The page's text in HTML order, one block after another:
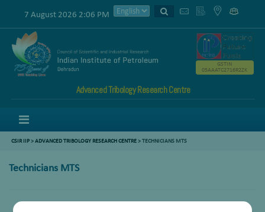
7 August 2026 2:06 PM
Advanced Tribology Research Centre
GSTIN
05AAATC2716R2ZK
CSIR IIP>ADVANCED TRIBOLOGY RESEARCH CENTRE>TECHNICIANS MTS
Technicians MTS